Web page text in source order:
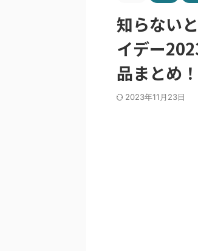
知らない
イデー
品まとめ！
2023年11月23日